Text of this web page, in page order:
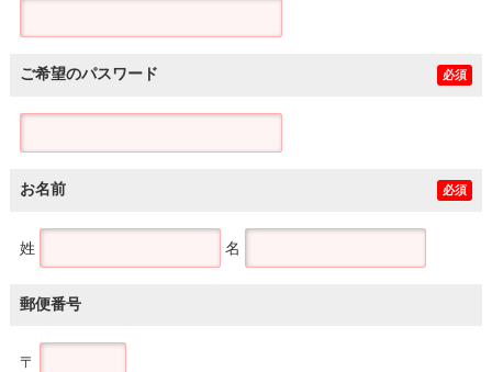
ご希望のパスワード 必須
お名前 必須
姓 名
郵便番号
〒